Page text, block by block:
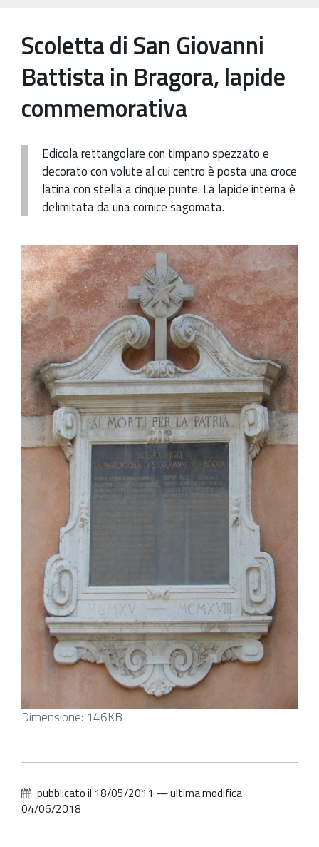
Ufficio Esportazione
Ufficio Tutela
Servizi
Contatti
Scoletta di San Giovanni
Battista in Bragora, lapide
commemorativa
Edicola rettangolare con timpano spezzato e
decorato con volute al cui centro è posta una croce
latina con stella a cinque punte. La lapide interna è
delimitata da una cornice sagomata.
Clicca
alle
dimensioni
Dimensione: 146KB
pubblicato il 18/05/2011 —ultima modifica
04/06/2018